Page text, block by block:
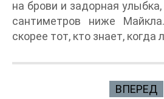
на брови и задорная
сантиметров ниже
скорее тот, кто знает, когда
ВПЕРЕД